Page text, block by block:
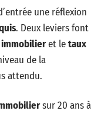
une réflexion
. Deux leviers font
et letaux
de la
attendu.
sur 20 ans à